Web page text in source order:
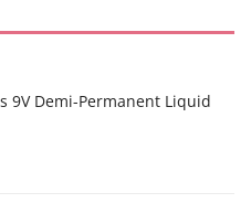
9V Demi-Permanent Liquid